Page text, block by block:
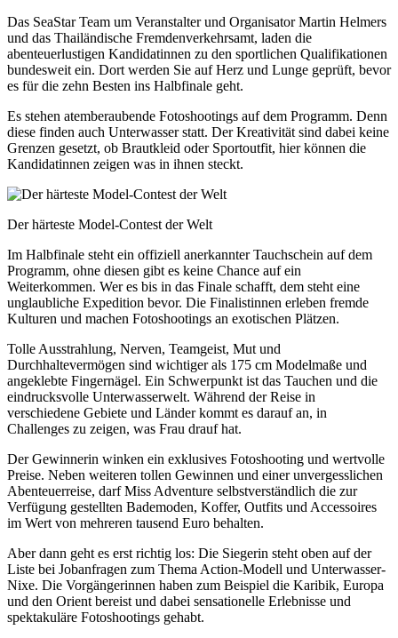
Das SeaStar Team um Veranstalter und Organisator Martin Helmers
und das Thailändische Fremdenverkehrsamt, laden die
abenteuerlustigen Kandidatinnen zu den sportlichen Qualifikationen
bundesweit ein. Dort werden Sie auf Herz und Lunge geprüft, bevor
es für die zehn Besten ins Halbfinale geht.
Es stehen atemberaubende Fotoshootings auf dem Programm. Denn
diese finden auch Unterwasser statt. Der Kreativität sind dabei keine
Grenzen gesetzt, ob Brautkleid oder Sportoutfit, hier können die
Kandidatinnen zeigen was in ihnen steckt.
Der härteste Model-Contest der Welt
Im Halbfinale steht ein offiziell anerkannter Tauchschein auf dem
Programm, ohne diesen gibt es keine Chance auf ein
Weiterkommen. Wer es bis in das Finale schafft, dem steht eine
unglaubliche Expedition bevor. Die Finalistinnen erleben fremde
Kulturen und machen Fotoshootings an exotischen Plätzen.
Tolle Ausstrahlung, Nerven, Teamgeist, Mut und
Durchhaltevermögen sind wichtiger als 175 cm Modelmaße und
angeklebte Fingernägel. Ein Schwerpunkt ist das Tauchen und die
eindrucksvolle Unterwasserwelt. Während der Reise in
verschiedene Gebiete und Länder kommt es darauf an, in
Challenges zu zeigen, was Frau drauf hat.
Der Gewinnerin winken ein exklusives Fotoshooting und wertvolle
Preise. Neben weiteren tollen Gewinnen und einer unvergesslichen
Abenteuerreise, darf Miss Adventure selbstverständlich die zur
Verfügung gestellten Bademoden, Koffer, Outfits und Accessoires
im Wert von mehreren tausend Euro behalten.
Aber dann geht es erst richtig los: Die Siegerin steht oben auf der
Liste bei Jobanfragen zum Thema Action-Modell und Unterwasser-
Nixe. Die Vorgängerinnen haben zum Beispiel die Karibik, Europa
und den Orient bereist und dabei sensationelle Erlebnisse und
spektakuläre Fotoshootings gehabt.